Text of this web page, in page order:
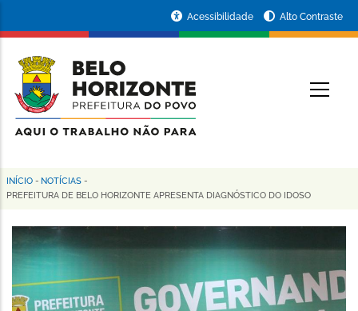
conteúdo
principal
da
Prefeitura
de
Horizonte
Acessibilidade Alto Contraste
Trilha
navegação
INÍCIO - NOTÍCIAS -
PREFEITURA DE BELO HORIZONTE APRESENTA DIAGNÓSTICO DO IDOSO